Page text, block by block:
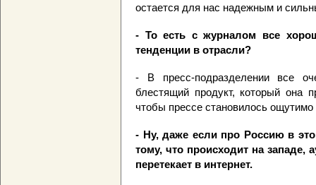
остается для нас надежным и
- То есть с журналом все
тенденции в отрасли?
- В пресс-подразделении все
блестящий продукт, который она
чтобы прессе становилось
- Ну, даже если про Россию в
тому, что происходит на западе,
перетекает в интернет.